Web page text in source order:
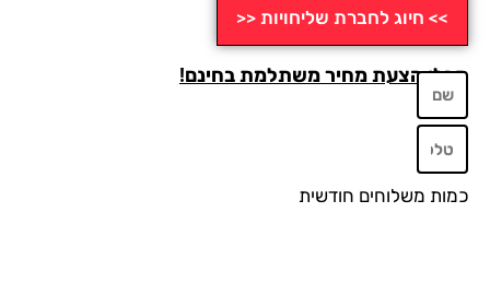
>> חיוג לחברת שליחויות <<
הצעת מחיר משתלמת בחינם!
משלוחים חודשית